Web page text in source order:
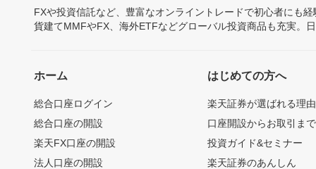
FXや投資信託など、豊富なオンライントレードで初心者にも
貨建てMMFやFX、海外ETFなどグローバル投資商品も充実。
ホーム
総合口座ログイン
総合口座の開設
楽天FX口座の開設
法人口座の開設
はじめての方へ
楽天証券が選ばれる理由
口座開設からお取引ま
投資ガイド&セミナー
楽天証券のあんしん